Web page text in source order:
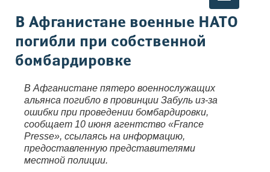
Вы здесь
В Афганистане военные НАТО
погибли при собственной
бомбардировке
В Афганистане пятеро военнослужащих
альянса погибло в провинции Забуль из-за
ошибки при проведении бомбардировки,
сообщает 10 июня агентство «France
Presse», ссылаясь на информацию,
предоставленную представителями
местной полиции.